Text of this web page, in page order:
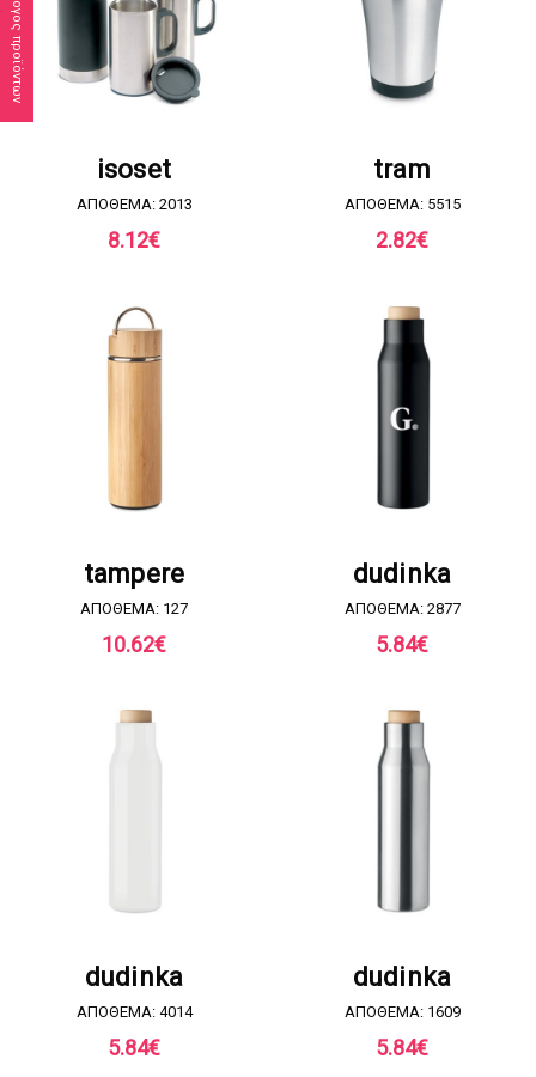
Κατάλογος προϊόντων
isoset
ΑΠΟΘΕΜΑ: 2013
8.12€
tram
ΑΠΟΘΕΜΑ: 5515
2.82€
tampere
ΑΠΟΘΕΜΑ: 127
10.62€
dudinka
ΑΠΟΘΕΜΑ: 2877
5.84€
dudinka
ΑΠΟΘΕΜΑ: 4014
5.84€
dudinka
ΑΠΟΘΕΜΑ: 1609
5.84€